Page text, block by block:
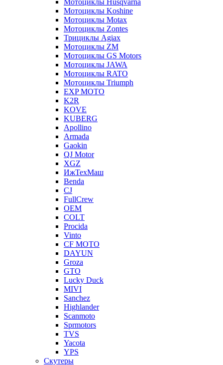
Мотоциклы Husqvarna
Мотоциклы Koshine
Мотоциклы Motax
Мотоциклы Zontes
Трициклы Agiax
Мотоциклы ZM
Мотоциклы GS Motors
Мотоциклы JAWA
Мотоциклы RATO
Мотоциклы Triumph
EXP MOTO
K2R
KOVE
KUBERG
Apollino
Armada
Gaokin
QJ Motor
XGZ
ИжТехМаш
Benda
CJ
FullCrew
OEM
COLT
Procida
Vinto
CF MOTO
DAYUN
Groza
GTO
Lucky Duck
MIVI
Sanchez
Highlander
Scanmoto
Sprmotors
TVS
Yacota
YPS
Скутеры